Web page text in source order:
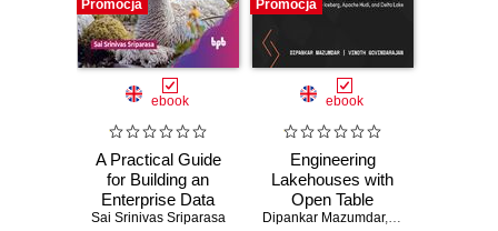
Promocja
ebook
A Practical Guide
for Building an
Enterprise Data
Lake
Sai Srinivas Sriparasa
Promocja
ebook
Engineering
Lakehouses with
Open Table
Formats. Build
Dipankar Mazumdar, Vinoth